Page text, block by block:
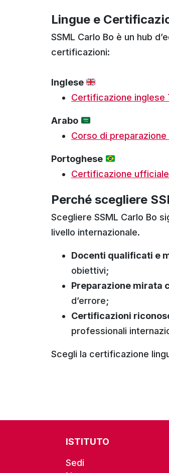
Lingue e
SSML Carlo Bo è un hub
certificazioni:
Inglese
Certificazione inglese
Arabo
Corso di
Portoghese
Certificazione
Perché scegliere
Scegliere SSML Carlo Bo
livello internazionale.
Docenti qualificati e
obiettivi;
Preparazione mirata
d’errore;
Certificazioni
professionali
Scegli la certificazione
ISTITUTO
Sedi